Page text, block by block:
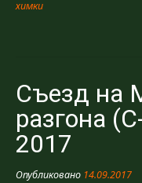
химки
Съезд на
разгона
2017
Опубликовано 14.09.2017